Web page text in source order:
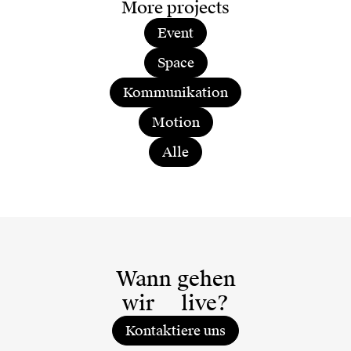
More projects
Event
Space
Kommunikation
Motion
Alle
Wann gehen
wir
live?
Kontaktiere uns